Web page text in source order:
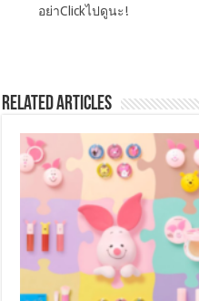
อย่าClickไปดูนะ!
Related Articles